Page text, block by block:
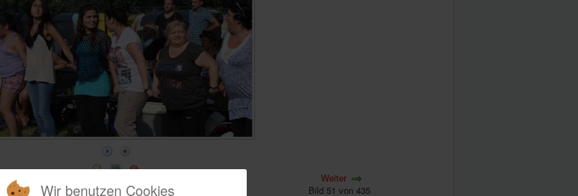
Weiter
Bild 51 von 435
Wir benutzen Cookies